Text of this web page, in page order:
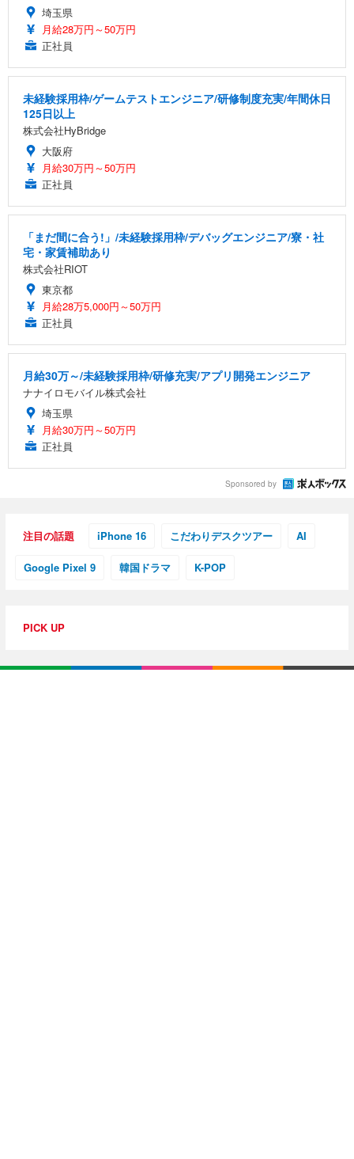
埼玉県
月給28万円～50万円
正社員
未経験採用枠/ゲームテストエンジニア/研修制度充実/年間休日
125日以上
株式会社HyBridge
大阪府
月給30万円～50万円
正社員
「まだ間に合う!」/未経験採用枠/デバッグエンジニア/寮・社
宅・家賃補助あり
株式会社RIOT
東京都
月給28万5,000円～50万円
正社員
月給30万～/未経験採用枠/研修充実/アプリ開発エンジニア
ナナイロモバイル株式会社
埼玉県
月給30万円～50万円
正社員
Sponsored by
注目の話題 iPhone 16 こだわりデスクツアー AI
Google Pixel 9 韓国ドラマ K-POP
PICK UP